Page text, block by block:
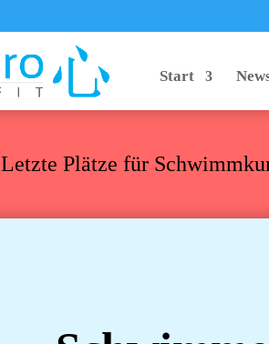
Start
Letzte Plätze für